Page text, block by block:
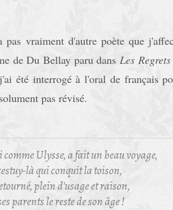
vraiment d'autre poète que
de Du Bellay paru dans Les Regrets
été interrogé à l'oral de français
pas révisé.
Ulysse, a fait un beau voyage,
là qui conquit la toison,
plein d'usage et raison,
parents le reste de son âge !